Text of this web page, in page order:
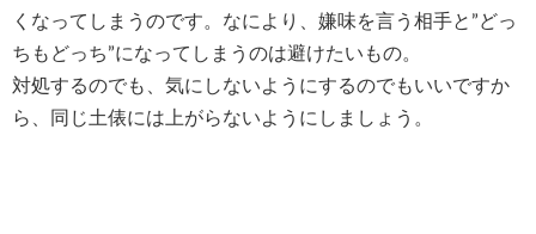
くなってしまうのです。なにより、嫌味を言う相手と”どっ
ちもどっち”になってしまうのは避けたいもの。
対処するのでも、気にしないようにするのでもいいですか
ら、同じ土俵には上がらないようにしましょう。